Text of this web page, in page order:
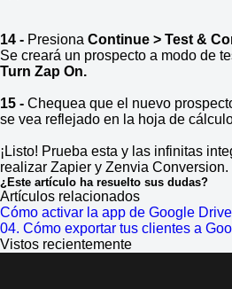
14 - Presiona Continue > Test &
Se creará un prospecto a modo de
Turn Zap On.
15 - Chequea que el nuevo
se vea reflejado en la hoja de
¡Listo! Prueba esta y las infinitas
realizar Zapier y Zenvia Conversion.
¿Este artículo ha resuelto sus dudas?
Artículos relacionados
Cómo activar la app de Google Drive
04. Cómo exportar tus clientes a
Vistos recientemente